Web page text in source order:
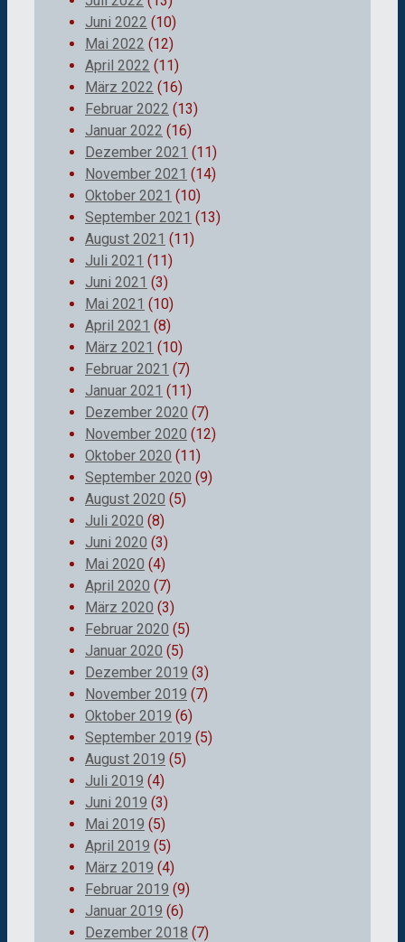
Juni 2022 (10)
Mai 2022 (12)
April 2022 (11)
März 2022 (16)
Februar 2022 (13)
Januar 2022 (16)
Dezember 2021 (11)
November 2021 (14)
Oktober 2021 (10)
September 2021 (13)
August 2021 (11)
Juli 2021 (11)
Juni 2021 (3)
Mai 2021 (10)
April 2021 (8)
März 2021 (10)
Februar 2021 (7)
Januar 2021 (11)
Dezember 2020 (7)
November 2020 (12)
Oktober 2020 (11)
September 2020 (9)
August 2020 (5)
Juli 2020 (8)
Juni 2020 (3)
Mai 2020 (4)
April 2020 (7)
März 2020 (3)
Februar 2020 (5)
Januar 2020 (5)
Dezember 2019 (3)
November 2019 (7)
Oktober 2019 (6)
September 2019 (5)
August 2019 (5)
Juli 2019 (4)
Juni 2019 (3)
Mai 2019 (5)
April 2019 (5)
März 2019 (4)
Februar 2019 (9)
Januar 2019 (6)
Dezember 2018 (7)